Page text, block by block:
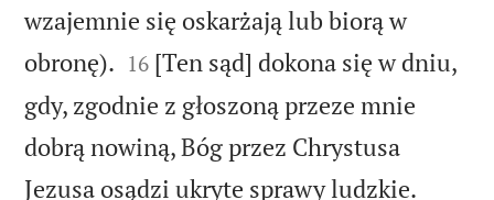
wzajemnie się oskarżają lub biorą w
obronę). 

16 [Ten sąd] dokona się w dniu,
gdy, zgodnie z głoszoną przeze mnie
dobrą nowiną, Bóg przez Chrystusa
Jezusa osądzi ukryte sprawy ludzkie.